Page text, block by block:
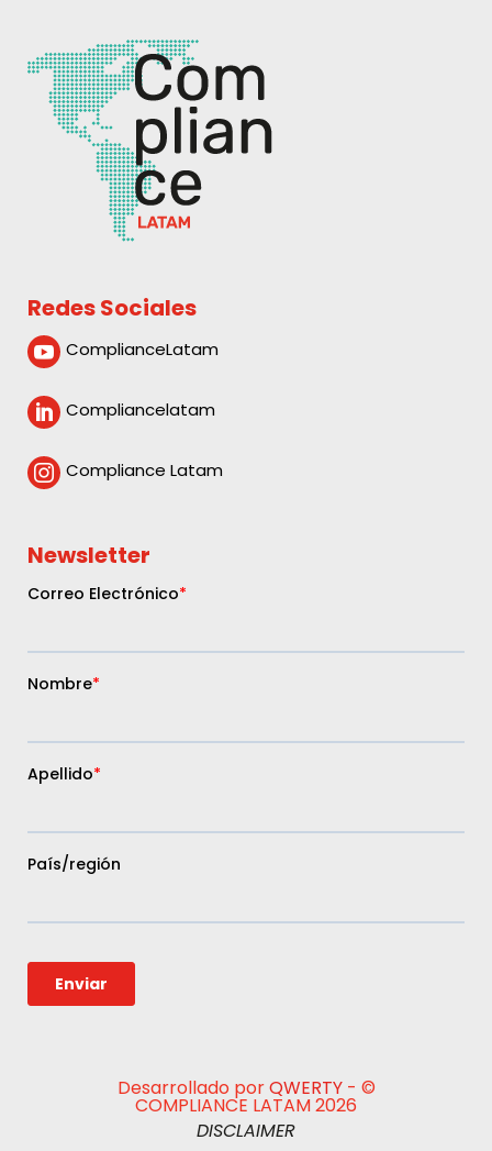
Redes Sociales
 ComplianceLatam
 Compliancelatam
 Compliance Latam
Newsletter
Desarrollado porQWERTY- ©
COMPLIANCE LATAM 2026
DISCLAIMER